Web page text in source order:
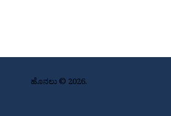
ಹೊನಲು © 2026.